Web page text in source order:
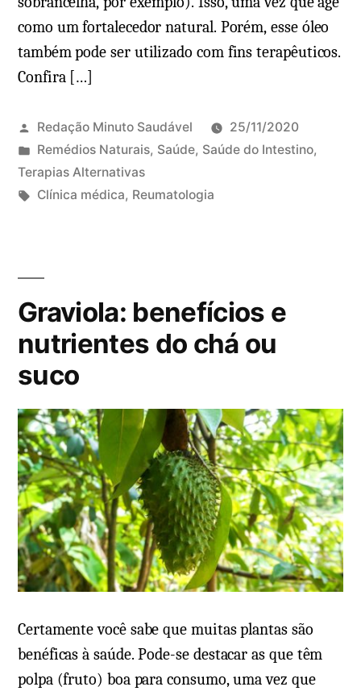
como um fortalecedor natural. Porém, esse óleo
também pode ser utilizado com fins terapêuticos.
Confira […]
Redação Minuto Saudável
25/11/2020
P
u
b
a
d
e
m
Remédios Naturais, Saúde, Saúde do Intestino,
Terapias Alternativas
T
:
Clínica médica, Reumatologia
Graviola: benefícios e
nutrientes do chá ou
suco
Certamente você sabe que muitas plantas são
benéficas à saúde. Pode-se destacar as que têm
polpa (fruto) boa para consumo, uma vez que